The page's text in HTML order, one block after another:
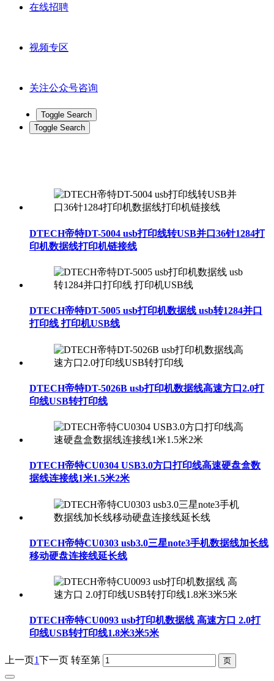
在线招聘
视频专区
关注公众号咨询
Toggle Search
Toggle Search
DTECH帝特DT-5004 usb打印线转USB并口36针1284打
印机数据线打印机链接线
DTECH帝特DT-5005 usb打印机数据线 usb转1284并口
打印线 打印机USB线
DTECH帝特DT-5026B usb打印机数据线高速方口2.0打
印线USB转打印线
DTECH帝特CU0304 USB3.0方口打印线高速硬盘盒数
据线连接线1米1.5米2米
DTECH帝特CU0303 usb3.0三星note3手机数据线加长线
移动硬盘连接线延长线
DTECH帝特CU0093 usb打印机数据线 高速方口 2.0打
印线USB转打印线1.8米3米5米
上一页1下一页 转至第